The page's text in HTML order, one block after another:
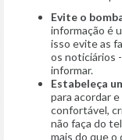
Evite o
informação é
isso evite as
os noticiários
informar.
Estabeleça
para acordar
confortável,
não faça do
mais do que o